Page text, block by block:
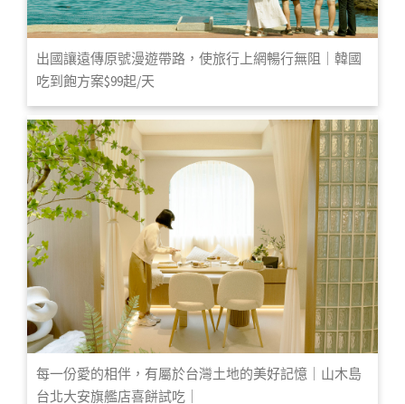
出國讓遠傳原號漫遊帶路，使旅行上網暢行無阻｜韓國
吃到飽方案$99起/天
每一份愛的相伴，有屬於台灣土地的美好記憶｜山木島
台北大安旗艦店喜餅試吃｜